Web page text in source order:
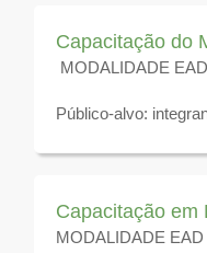
Capacitação do
MODALIDADE EAD
Público-alvo:
Disponível para
Capacitação em
MODALIDADE EAD